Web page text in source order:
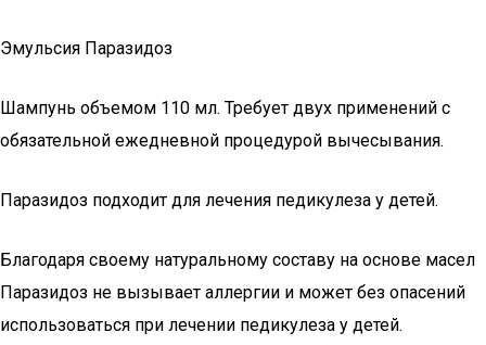
Эмульсия Паразидоз
Шампунь объемом 110 мл. Требует двух применений с
обязательной ежедневной процедурой вычесывания.
Паразидоз подходит для лечения педикулеза у детей.
Благодаря своему натуральному составу на основе масел
Паразидоз не вызывает аллергии и может без опасений
использоваться при лечении педикулеза у детей.